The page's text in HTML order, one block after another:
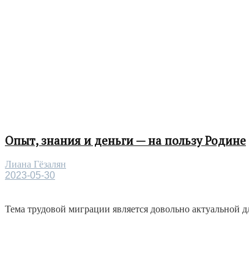
Опыт, знания и деньги — на пользу Родине
Лиана Гёзалян
2023-05-30
Тема трудовой миграции является довольно